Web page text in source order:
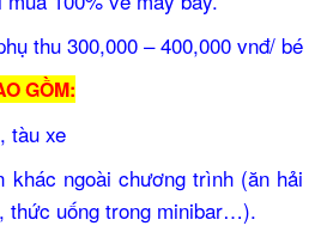
thu 300,000 – 400,000 vnđ/ bé
GỒM:
tàu xe
khác ngoài chương trình (ăn hải
thức uống trong minibar…).